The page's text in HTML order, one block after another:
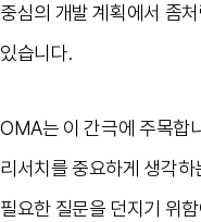
중심의 개발 계획에서 좀
있습니다.
OMA는 이 간극에 주목합
리서치를 중요하게 생각
필요한 질문을 던지기 위